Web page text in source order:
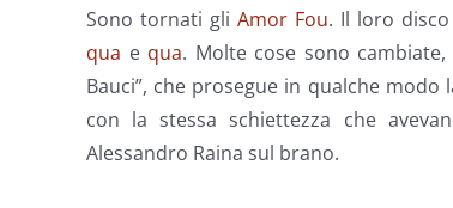
Sono tornati gli Amor Fou. Il loro
qua e qua. Molte cose sono
Bauci”, che prosegue in qualche
con la stessa schiettezza che
Alessandro Raina sul brano.